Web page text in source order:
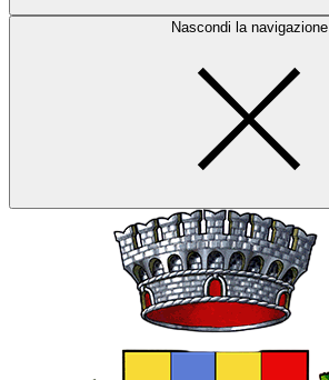
Nascondi la navigazione